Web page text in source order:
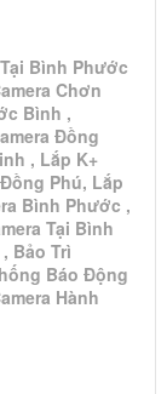
Bình Phước
Chơn
Bình ,
Đồng
, Lắp K+
Phú, Lắp
Bình Phước ,
Tại Bình
Bảo Trì
Báo Động
Hành